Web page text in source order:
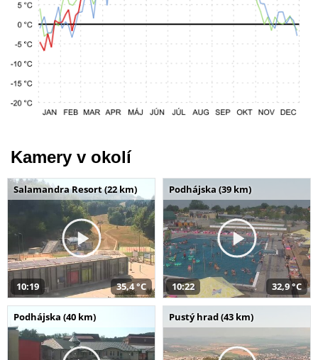
Kamery v okolí
Salamandra Resort (22 km)
10:19 35,4 °C
Podhájska (39 km)
10:22 32,9 °C
Podhájska (40 km) Pustý hrad (43 km)